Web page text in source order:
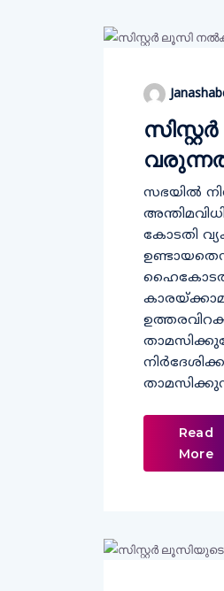
സഭയിൽ
കോടതി
Read
More